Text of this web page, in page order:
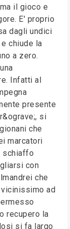
il gioco e
E' proprio
dagli undici
chiude la
a zero.
Infatti al
presente
si
che
marcatori
schiaffo
con
che
ad
recupero la
si fa largo